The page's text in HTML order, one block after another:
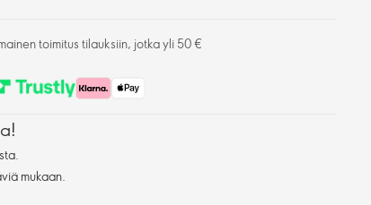
toimitus tilauksiin, jotka yli 50 €
mukaan.